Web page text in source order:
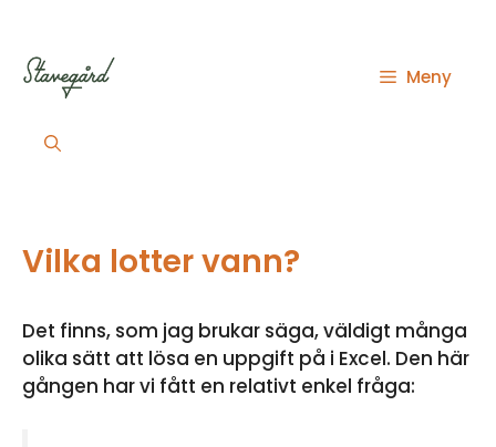
innehåll
Meny
Vilka lotter vann?
Det finns, som jag brukar säga, väldigt många
olika sätt att lösa en uppgift på i Excel. Den här
gången har vi fått en relativt enkel fråga: